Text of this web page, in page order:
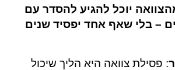
יוכל להגיע להסדר עם
– בלי שאף אחד יפסיד שנים
: פסילת צוואה היא הליך שיכול